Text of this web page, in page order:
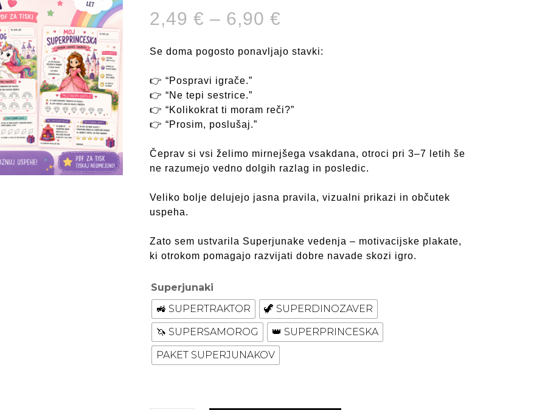
2,49 € – 6,90 €
razpon:
6,90 €
Se doma pogosto ponavljajo stavki:
👉 “Pospravi igrače.”
👉 “Ne tepi sestrice.”
👉 “Kolikokrat ti moram reči?”
👉 “Prosim, poslušaj.”
Čeprav si vsi želimo mirnejšega vsakdana, otroci pri 3–7 letih še
ne razumejo vedno dolgih razlag in posledic.
Veliko bolje delujejo jasna pravila, vizualni prikazi in občutek
uspeha.
Zato sem ustvarila Superjunake vedenja – motivacijske plakate,
ki otrokom pomagajo razvijati dobre navade skozi igro.
Superjunaki
🚜 SUPERTRAKTOR
🦖 SUPERDINOZAVER
🦄 SUPERSAMOROG
👑 SUPERPRINCESKA
PAKET SUPERJUNAKOV